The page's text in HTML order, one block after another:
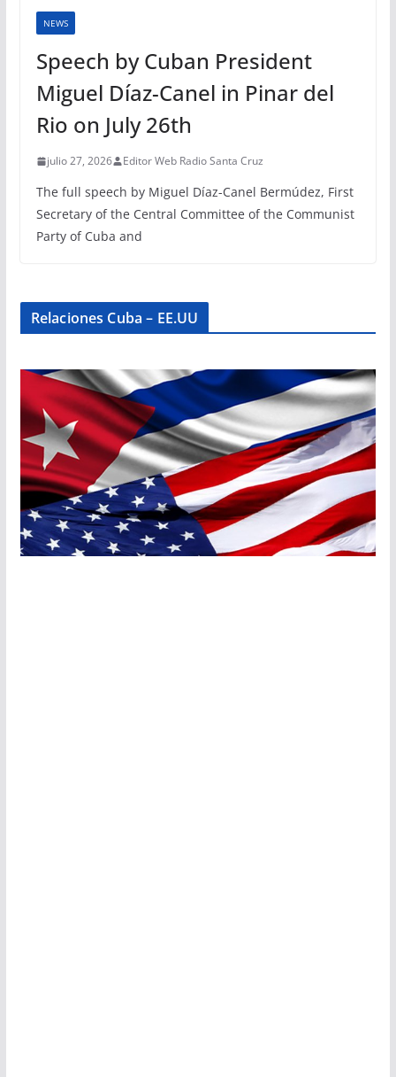
NEWS
Speech by Cuban President
Miguel Díaz-Canel in Pinar del
Rio on July 26th
julio 27, 2026 Editor Web Radio Santa Cruz
The full speech by Miguel Díaz-Canel Bermúdez, First
Secretary of the Central Committee of the Communist
Party of Cuba and
Relaciones Cuba – EE.UU